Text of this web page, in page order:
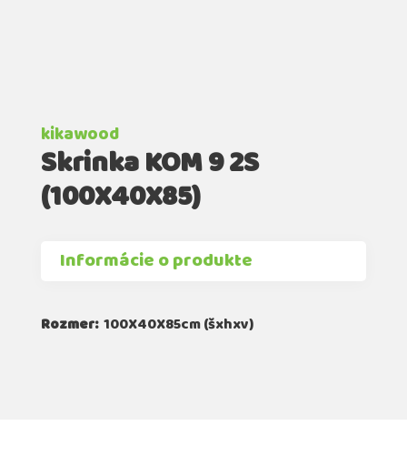
kikawood
Skrinka KOM 9 2S
(100X40X85)
Informácie o produkte
Rozmer:100X40X85cm (šxhxv)